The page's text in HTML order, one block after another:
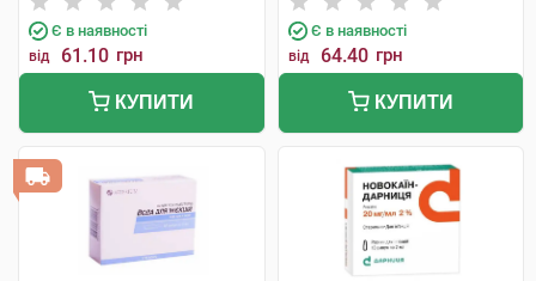
Є в наявності
від 61.10 грн
КУПИТИ
Є в наявності
від 64.40 грн
КУПИТИ